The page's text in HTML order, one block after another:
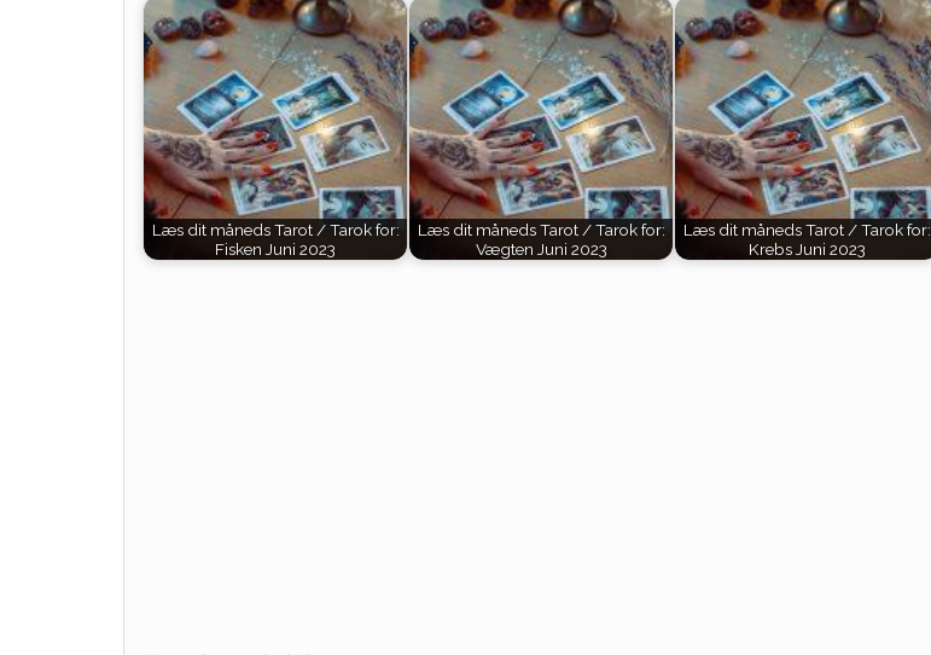
Læs dit måneds Tarot / Tarok for:
Fisken Juni 2023
Læs dit måneds Tarot / Tarok for:
Vægten Juni 2023
Læs dit måneds Tarot / Tarok for:
Krebs Juni 2023